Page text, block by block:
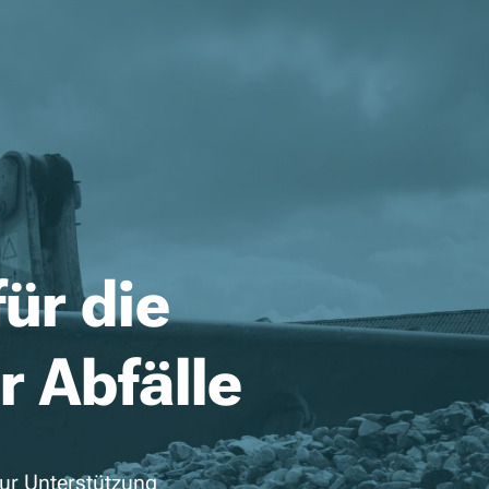
die
Abfälle
Unterstützung